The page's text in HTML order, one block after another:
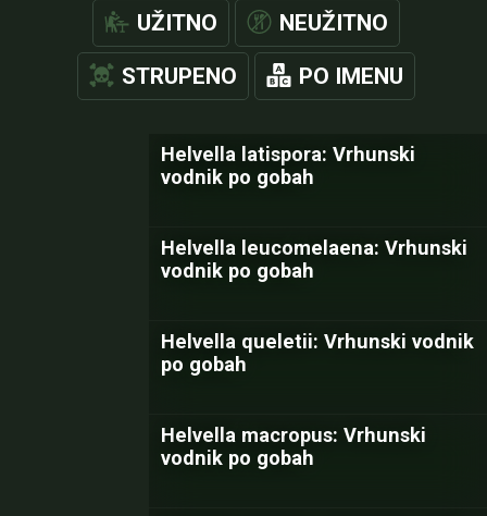
UŽITNO NEUŽITNO
STRUPENO PO IMENU
Helvella latispora: Vrhunski
vodnik po gobah
Helvella leucomelaena: Vrhunski
vodnik po gobah
Helvella queletii: Vrhunski vodnik
po gobah
Helvella macropus: Vrhunski
vodnik po gobah